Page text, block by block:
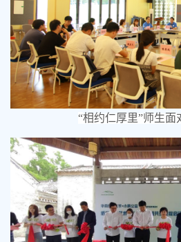
“相约仁厚里”师生面